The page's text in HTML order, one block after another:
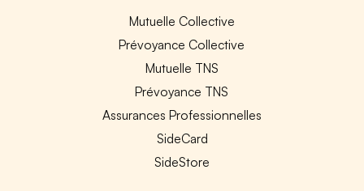
Mutuelle Collective
Prévoyance Collective
Mutuelle TNS
Prévoyance TNS
Assurances Professionnelles
SideCard
SideStore